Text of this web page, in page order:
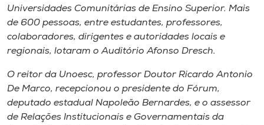
Museu
Store
Universidades Comunitárias de Ensino Superior. Mais
de 600 pessoas, entre estudantes, professores,
colaboradores, dirigentes e autoridades locais e
regionais, lotaram o Auditório Afonso Dresch.
O reitor da Unoesc, professor Doutor Ricardo Antonio
De Marco, recepcionou o presidente do Fórum,
deputado estadual Napoleão Bernardes, e o assessor
de Relações Institucionais e Governamentais da